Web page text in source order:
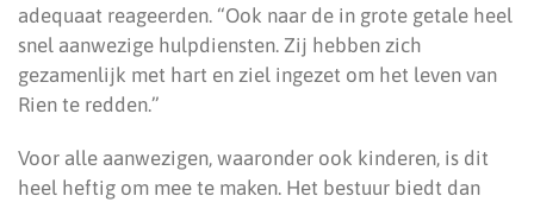
adequaat reageerden. “Ook naar de in grote getale heel
snel aanwezige hulpdiensten. Zij hebben zich
gezamenlijk met hart en ziel ingezet om het leven van
Rien te redden.”
Voor alle aanwezigen, waaronder ook kinderen, is dit
heel heftig om mee te maken. Het bestuur biedt dan